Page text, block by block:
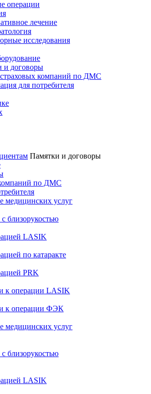
операции
лечение
исследования
и договоры
компаний по ДМС
для потребителя
Памятки и договоры
по ДМС
медицинских услуг
близорукостью
LASIK
по катаракте
PRK
к операции LASIK
к операции ФЭК
медицинских услуг
близорукостью
LASIK